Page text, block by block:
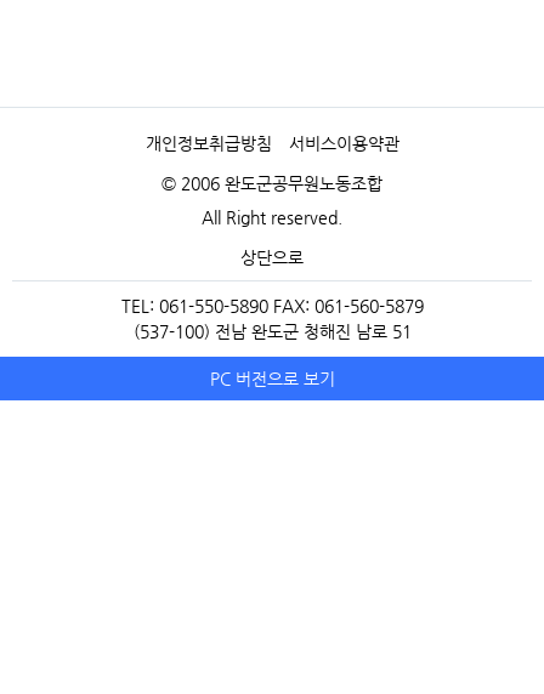
개인정보취급방침 서비스이용약관
© 2006 완도군공무원노동조합
All Right reserved.
상단으로
TEL: 061-550-5890 FAX: 061-560-5879
(537-100) 전남 완도군 청해진 남로 51
PC 버전으로 보기